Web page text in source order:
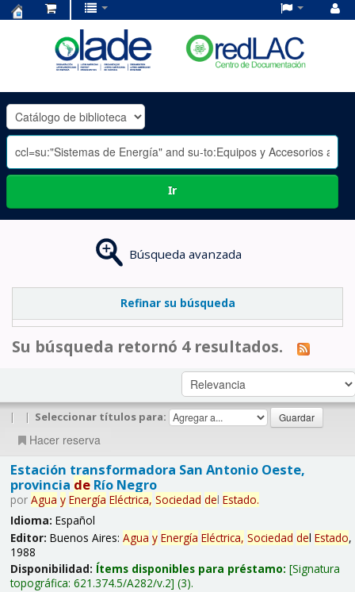
OLADE
-
Ir
Búsqueda avanzada
Refinar su búsqueda
Su búsqueda retornó 4 resultados.
| | Seleccionar títulos para:
Hacer reserva
Estación transformadora San Antonio Oeste,
provincia deRío Negro
por Agua y Energía Eléctrica, Sociedad del Estado.
Idioma: Español
Editor: Buenos Aires: Agua y Energía Eléctrica, Sociedad del Estado,
1988
Disponibilidad: Ítems disponibles para préstamo: Signatura
topográfica: 621.374.5/A282/v.2 (3).